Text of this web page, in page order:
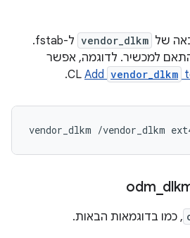
של vendor_dlkm
ל-fstab.
למכשיר. לדוגמה, אפשר
Add vendor_dlkm
.
, כמו בדוגמאות הבאות.